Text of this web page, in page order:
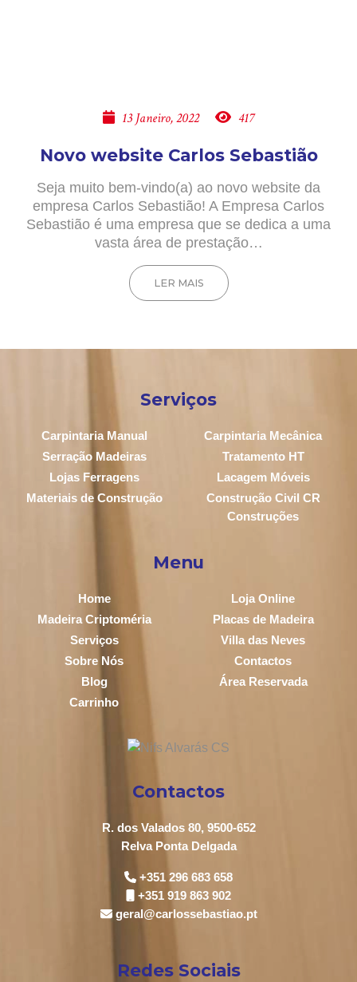
13 Janeiro, 2022 417
Novo website Carlos Sebastião
Seja muito bem-vindo(a) ao novo website da
empresa Carlos Sebastião! A Empresa Carlos
Sebastião é uma empresa que se dedica a uma
vasta área de prestação…
LER MAIS
Serviços
Carpintaria Manual
Carpintaria Mecânica
Serração Madeiras
Tratamento HT
Lojas Ferragens
Lacagem Móveis
Materiais de Construção
Construção Civil CR
Construções
Menu
Home
Loja Online
Madeira Criptoméria
Placas de Madeira
Serviços
Villa das Neves
Sobre Nós
Contactos
Blog
Área Reservada
Carrinho
Contactos
R. dos Valados 80, 9500-652
Relva Ponta Delgada
+351 296 683 658
+351 919 863 902
geral@carlossebastiao.pt
Redes Sociais